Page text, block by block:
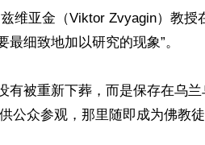
维亚金（Viktor Zvyagin）教授
细致地加以研究的现象”。
有被重新下葬，而是保存在乌
公众参观，那里随即成为佛教徒